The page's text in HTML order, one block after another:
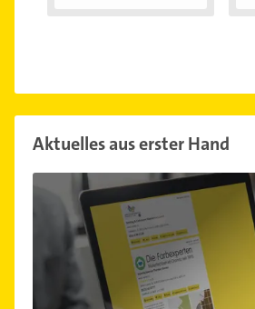
Aktuelles aus erster Hand